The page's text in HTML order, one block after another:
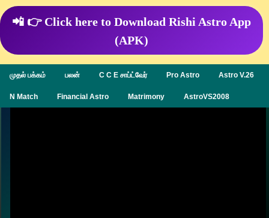
📲 👉 Click here to Download Rishi Astro App
(APK)
முதல் பக்கம் பலன் C C E சாப்ட்வேர் Pro Astro Astro V.26
N Match Financial Astro Matrimony AstroVS2008